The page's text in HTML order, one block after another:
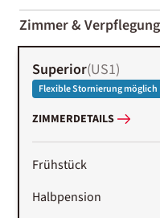
01-02
Zimmer & Verpflegung
Superior(US1)
Flexible Stornierung möglich
ZIMMERDETAILS
Frühstück
Halbpension